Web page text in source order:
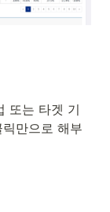
또는 타겟 기
만으로 해부